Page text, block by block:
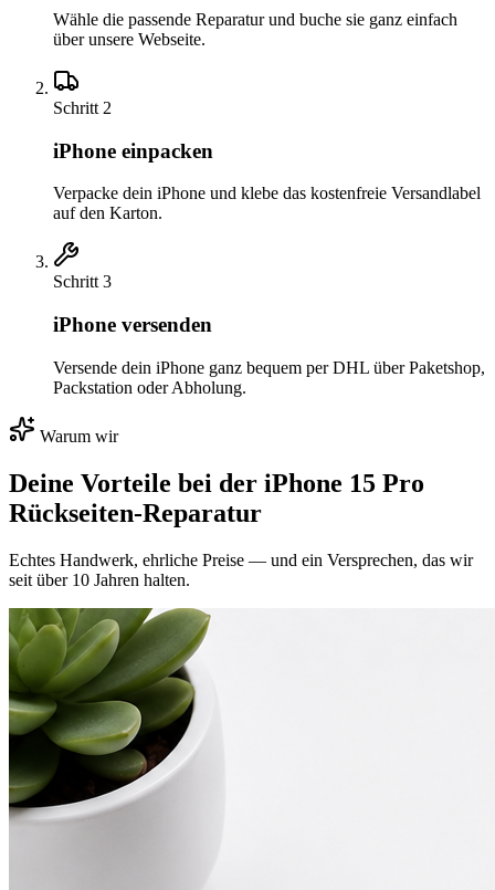
Wähle die passende Reparatur und buche sie ganz einfach
über unsere Webseite.
Schritt 2
iPhone einpacken
Verpacke dein iPhone und klebe das kostenfreie Versandlabel
auf den Karton.
Schritt 3
iPhone versenden
Versende dein iPhone ganz bequem per DHL über Paketshop,
Packstation oder Abholung.
Warum wir
Deine Vorteile bei der iPhone 15 Pro
Rückseiten-Reparatur
Echtes Handwerk, ehrliche Preise — und ein Versprechen, das wir
seit über 10 Jahren halten.